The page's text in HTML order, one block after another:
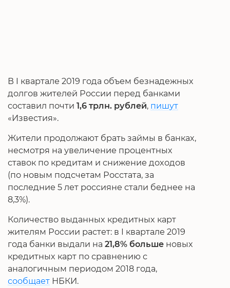
В I квартале 2019 года объем безнадежных
долгов жителей России перед банками
составил почти 1,6 трлн. рублей, пишут
«Известия».
Жители продолжают брать займы в банках,
несмотря на увеличение процентных
ставок по кредитам и снижение доходов
(по новым подсчетам Росстата, за
последние 5 лет россияне стали беднее на
8,3%).
Количество выданных кредитных карт
жителям России растет: в I квартале 2019
года банки выдали на 21,8% больше новых
кредитных карт по сравнению с
аналогичным периодом 2018 года,
сообщает НБКИ.